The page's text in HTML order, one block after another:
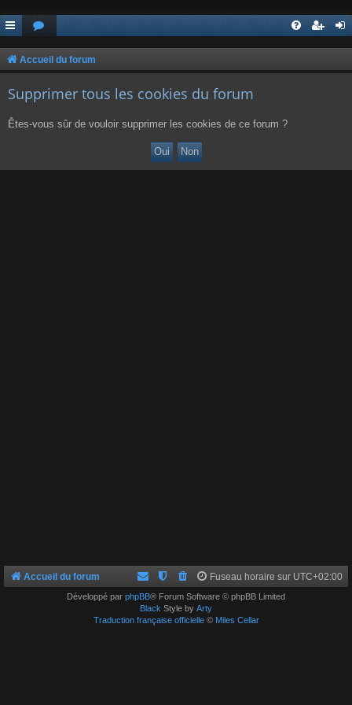
Accueil du forum
Supprimer tous les cookies du forum
Êtes-vous sûr de vouloir supprimer les cookies de ce forum ?
Accueil du forum Fuseau horaire sur UTC+02:00
Développé par phpBB® Forum Software © phpBB Limited
Black Style by Arty
Traduction française officielle© Miles Cellar